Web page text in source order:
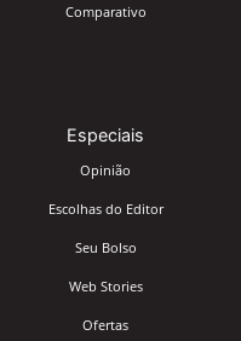
Comparativo
Especiais
Opinião
Escolhas do Editor
Seu Bolso
Web Stories
Ofertas